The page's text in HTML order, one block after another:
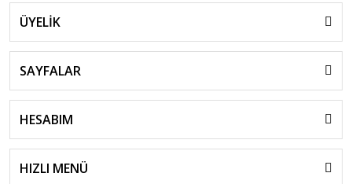
ÜYELİK
SAYFALAR
HESABIM
HIZLI MENÜ